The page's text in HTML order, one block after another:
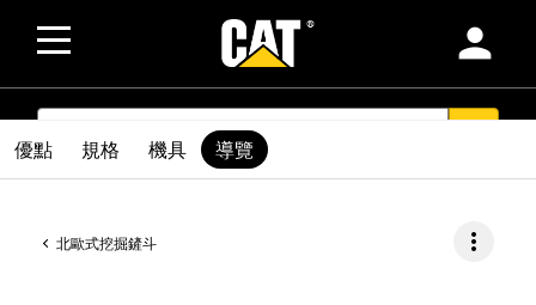
person
SEARCH
北歐式挖掘鏟斗 more_vert
優點 規格 機具 導覽